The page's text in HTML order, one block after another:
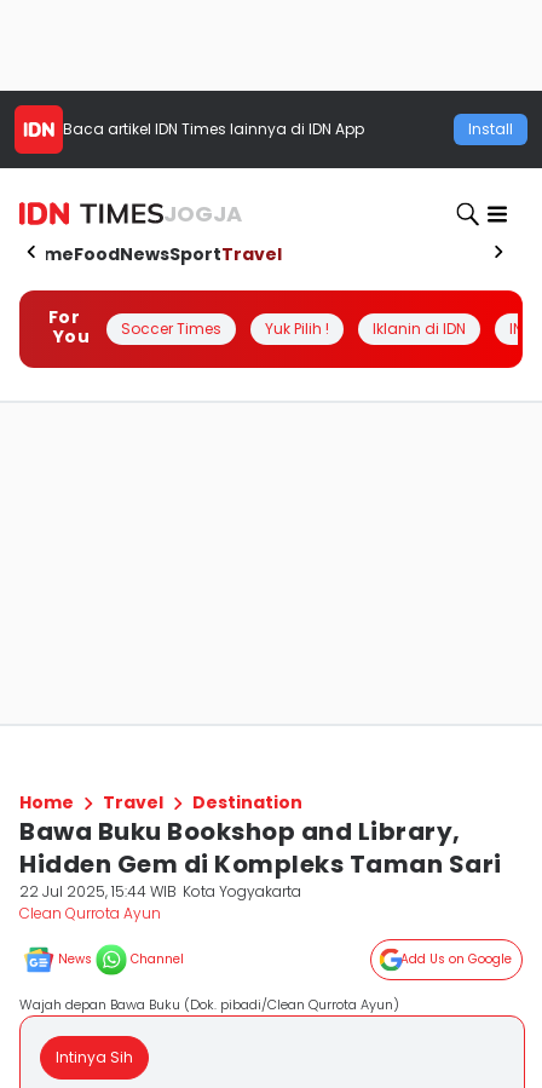
Baca artikel IDN Times lainnya di IDN App Install
JOGJA
HomeFoodNewsSportTravel
For
You
Soccer Times Yuk Pilih ! Iklanin di IDN
Home Travel Destination
Bawa Buku Bookshop and Library,
Hidden Gem di Kompleks Taman Sari
22 Jul 2025, 15:44 WIB Kota Yogyakarta
Clean Qurrota Ayun
News Channel Add Us on Google
Wajah depan Bawa Buku (Dok. pibadi/Clean Qurrota Ayun)
Intinya Sih